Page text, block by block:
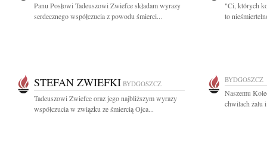
Panu Posłowi Tadeuszowi Zwiefce składam wyrazy
serdecznego współczucia z powodu śmierci...
"Ci, których
to
STEFAN ZWIEFKI BYDGOSZCZ
Tadeuszowi Zwiefce oraz jego najbliższym wyrazy
współczucia w związku ze śmiercią Ojca...
BYDGOSZCZ
Naszemu
chwilach żalu